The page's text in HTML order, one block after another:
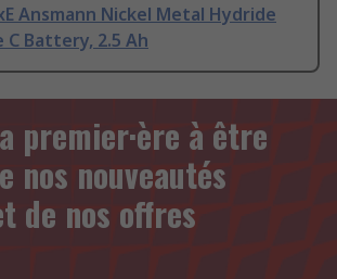
Ansmann Nickel Metal Hydride
C Battery, 2.5 Ah
premier·ère à être
nos nouveautés
de nos offres